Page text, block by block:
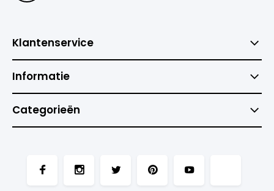
Klantenservice
Informatie
Categorieën